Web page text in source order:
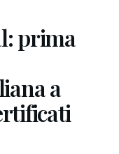
prima
a